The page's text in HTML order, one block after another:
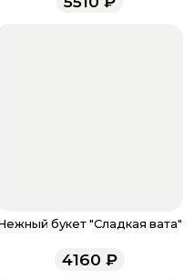
8 (927) 936-71-86
333-66-53
. Наши
с 9.00 до 23.00 и
вас.
букет "Сладкая вата"
4160 ₽